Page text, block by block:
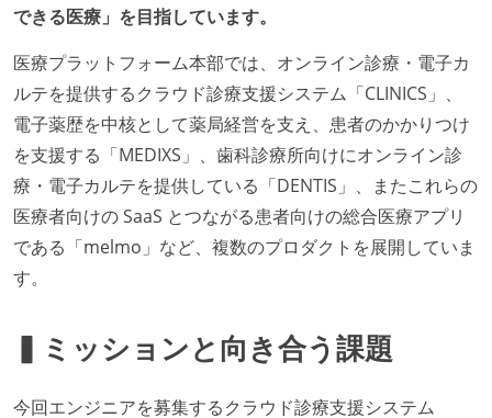
できる医療」を目指しています。
医療プラットフォーム本部では、オンライン診療・電子カ
ルテを提供するクラウド診療支援システム「CLINICS」、
電子薬歴を中核として薬局経営を支え、患者のかかりつけ
を支援する「MEDIXS」、歯科診療所向けにオンライン診
療・電子カルテを提供している「DENTIS」、またこれらの
医療者向けの SaaS とつながる患者向けの総合医療アプリ
である「melmo」など、複数のプロダクトを展開していま
す。
▍ミッションと向き合う課題
今回エンジニアを募集するクラウド診療支援システム